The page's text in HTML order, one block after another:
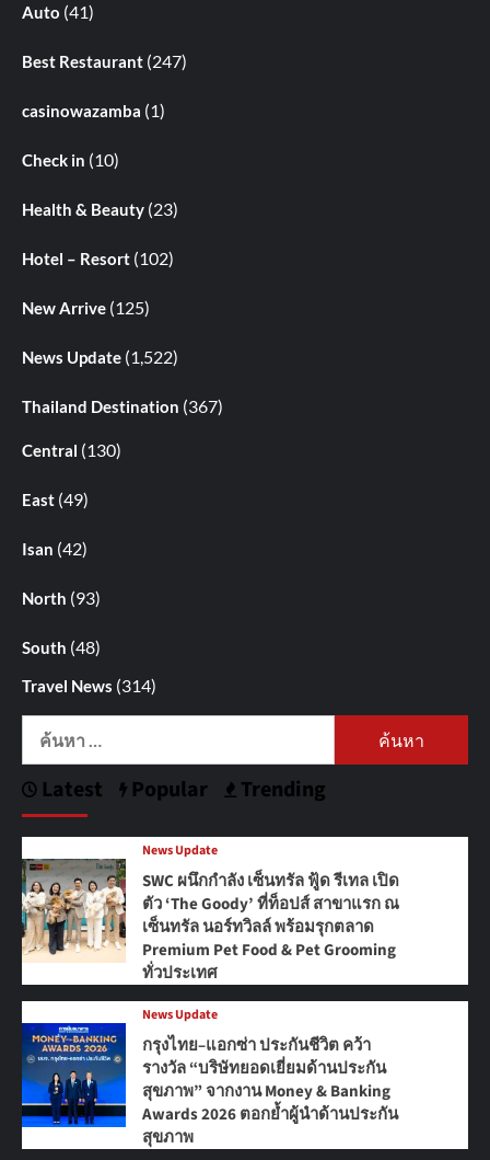
Auto (41)
Best Restaurant (247)
casinowazamba (1)
Check in (10)
Health & Beauty (23)
Hotel – Resort (102)
New Arrive (125)
News Update (1,522)
Thailand Destination (367)
Central (130)
East (49)
Isan (42)
North (93)
South (48)
Travel News (314)
ค้นหา
Latest Popular Trending
News Update
SWC ผนึกกำลัง เซ็นทรัล ฟู้ด รีเทล เปิด
ตัว ‘The Goody’ ที่ท็อปส์ สาขาแรก ณ
เซ็นทรัล นอร์ทวิลล์ พร้อมรุกตลาด
Premium Pet Food & Pet Grooming
ทั่วประเทศ
News Update
กรุงไทย–แอกซ่า ประกันชีวิต คว้า
รางวัล “บริษัทยอดเยี่ยมด้านประกัน
สุขภาพ” จากงาน Money & Banking
Awards 2026 ตอกย้ำผู้นำด้านประกัน
สุขภาพ